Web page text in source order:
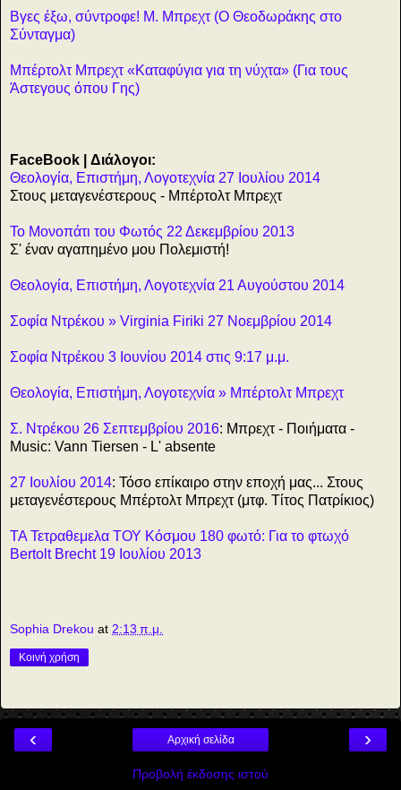
Βγες έξω, σύντροφε! Μ. Μπρεχτ (Ο Θεοδωράκης στο
Σύνταγμα)
Μπέρτολτ Μπρεχτ «Καταφύγια για τη νύχτα» (Για τους
Άστεγους όπου Γης)
FaceBook | Διάλογοι:
Θεολογία, Επιστήμη, Λογοτεχνία 27 Ιουλίου 2014
Στους μεταγενέστερους - Μπέρτολτ Μπρεχτ
Το Μονοπάτι του Φωτός 22 Δεκεμβρίου 2013
Σ' έναν αγαπημένο μου Πολεμιστή!
Θεολογία, Επιστήμη, Λογοτεχνία 21 Αυγούστου 2014
Σοφία Ντρέκου‎ » Virginia Firiki 27 Νοεμβρίου 2014
Σοφία Ντρέκου 3 Ιουνίου 2014 στις 9:17 μ.μ.
Θεολογία, Επιστήμη, Λογοτεχνία » Μπέρτολτ Μπρεχτ
Σ. Ντρέκου 26 Σεπτεμβρίου 2016: Μπρεχτ - Ποιήματα -
Music: Vann Tiersen - L' absente
27 Ιουλίου 2014: Τόσο επίκαιρο στην εποχή μας... Στους
μεταγενέστερους Μπέρτολτ Μπρεχτ (μτφ. Τίτος Πατρίκιος)
ΤΑ Τετραθεμελα ΤΟΥ Κόσμου 180 φωτό: Για το φτωχό
Bertolt Brecht 19 Ιουλίου 2013
Sophia Drekou at 2:13 π.μ.
Κοινή χρήση
‹ ›
Αρχική σελίδα
Προβολή έκδοσης ιστού